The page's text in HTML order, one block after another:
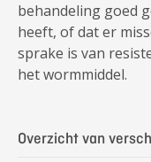
behandeling goed
heeft, of dat er
sprake is van
het wormmiddel.
Overzicht van